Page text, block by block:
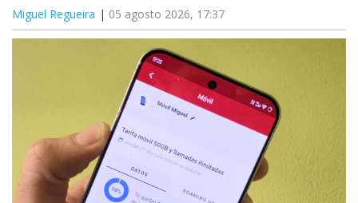
Miguel Regueira 05 agosto 2026, 17:37